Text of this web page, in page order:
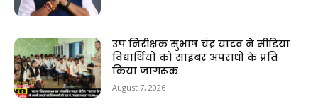
उप निरीक्षक सुभाष चंद्र यादव ने मीडिया
विद्यार्थियों को साइबर अपराधों के प्रति
किया जागरूक
August 7, 2026